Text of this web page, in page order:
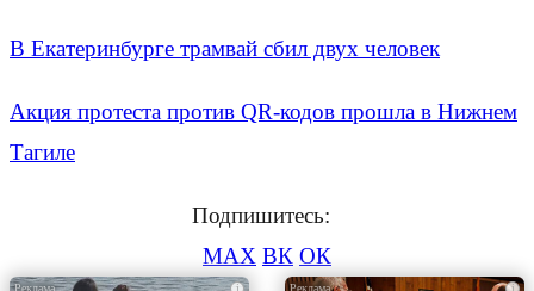
В Екатеринбурге трамвай сбил двух человек
Акция протеста против QR-кодов прошла в Нижнем
Тагиле
Подпишитесь:
MAX ВК ОК
i i